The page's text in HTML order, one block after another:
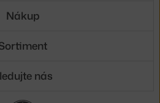
Nákup
nás